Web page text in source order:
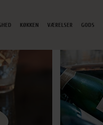
KØKKEN VÆRELSER GODS